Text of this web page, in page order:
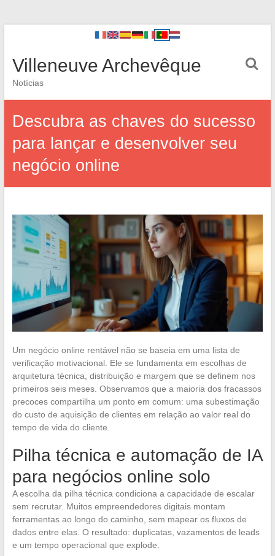
Villeneuve Archevêque
Notícias
Descubra as chaves do sucesso
para lançar e desenvolver seu
negócio online
Um negócio online rentável não se baseia em uma lista de
verificação motivacional. Ele se fundamenta em escolhas de
arquitetura técnica, distribuição e margem que se definem nos
primeiros seis meses. Observamos que a maioria dos fracassos
precoces compartilha um ponto em comum: uma subestimação
do custo de aquisição de clientes em relação ao valor real do
tempo de vida do cliente.
Pilha técnica e automação de IA
para negócios online solo
A escolha da pilha técnica condiciona a capacidade de escalar
sem recrutar. Muitos empreendedores digitais montam
ferramentas ao longo do caminho, sem mapear os fluxos de
dados entre elas. O resultado: duplicatas, vazamentos de leads
e um tempo operacional que explode.